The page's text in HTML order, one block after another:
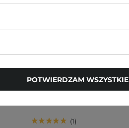
- NAD+ Peptide
Cream - Krem Peptydowy z
NAD+ - 50ml
1
POTWIERDZAM WSZYSTKIE